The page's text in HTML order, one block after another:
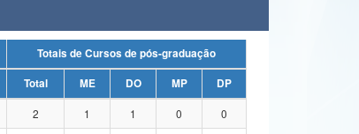
Totais de Cursos de pós-graduação
Total ME DO MP
DP
2 1 1 0
0